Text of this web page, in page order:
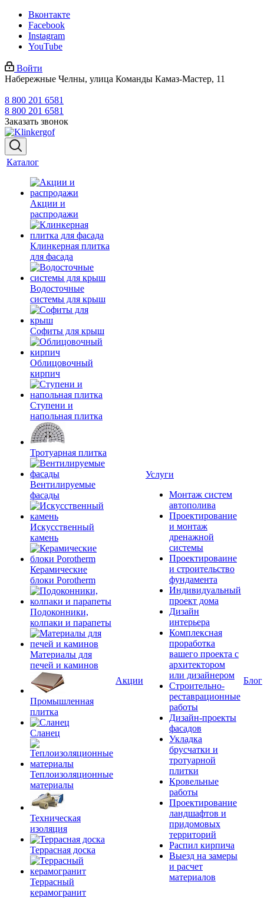
Вконтакте
Facebook
Instagram
YouTube
Войти
Набережные Челны, улица Команды Камаз-Мастер, 11
8 800 201 6581
8 800 201 6581
Заказать звонок
Каталог
Акции и
распродажи
Клинкерная плитка
для фасада
Водосточные
системы для крыш
Софиты для крыш
Облицовочный
кирпич
Ступени и
напольная плитка
Тротуарная плитка
Вентилируемые
фасады
Искусственный
камень
Керамические
блоки Porotherm
Подоконники,
колпаки и парапеты
Материалы для
печей и каминов
Промышленная
плитка
Сланец
Теплоизоляционные
материалы
Техническая
изоляция
Террасная доска
Террасный
керамогранит
Акции
Услуги
Монтаж систем
автополива
Проектирование
и монтаж
дренажной
системы
Проектироваине
и строительство
фундамента
Индивидуальный
проект дома
Дизайн
интерьера
Комплексная
проработка
вашего проекта с
архитектором
или дизайнером
Строительно-
реставрационные
работы
Дизайн-проекты
фасадов
Укладка
брусчатки и
тротуарной
плитки
Кровельные
работы
Проектирование
ландшафтов и
придомовых
территорий
Распил кирпича
Выезд на замеры
и расчет
материалов
Блог